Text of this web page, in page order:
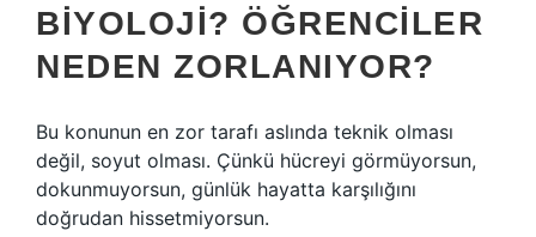
BIYOLOJI? ÖĞRENCILER
NEDEN ZORLANIYOR?
Bu konunun en zor tarafı aslında teknik olması
değil, soyut olması. Çünkü hücreyi görmüyorsun,
dokunmuyorsun, günlük hayatta karşılığını
doğrudan hissetmiyorsun.